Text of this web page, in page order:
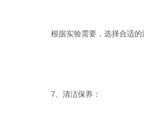
根据实验需要，选择合适的
7、清洁保养：